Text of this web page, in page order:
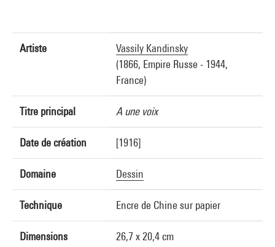
Artiste
Vassily Kandinsky
(1866, Empire Russe - 1944,
France)
Titre principal A une voix
Date de création [1916]
Domaine Dessin
Technique Encre de Chine sur papier
Dimensions 26,7 x 20,4 cm